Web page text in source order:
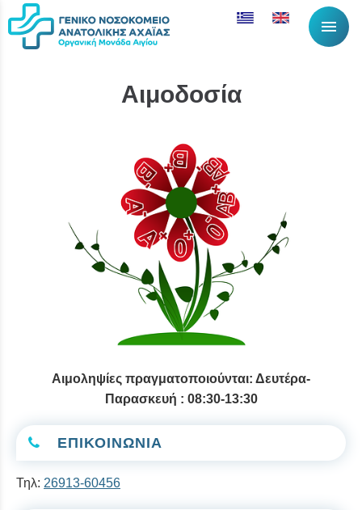
menu
Αιμοδοσία
Aιμοληψίες πραγματοποιούνται: Δευτέρα-
Παρασκευή : 08:30-13:30
ΕΠΙΚΟΙΝΩΝΙΑ
Τηλ: 26913-60456